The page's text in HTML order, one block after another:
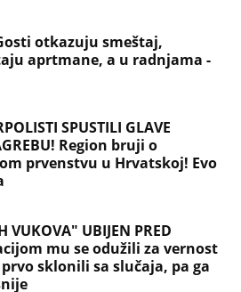
otkazuju smeštaj,
aprtmane, a u radnjama -
SPUSTILI GLAVE
Region bruji o
prvenstvu u Hrvatskoj! Evo
VUKOVA" UBIJEN PRED
mu se odužili za vernost
sklonili sa slučaja, pa ga